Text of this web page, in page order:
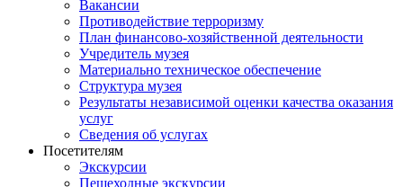
Вакансии
Противодействие терроризму
План финансово-хозяйственной деятельности
Учредитель музея
Материально техническое обеспечение
Структура музея
Результаты независимой оценки качества оказания
услуг
Сведения об услугах
Посетителям
Экскурсии
Пешеходные экскурсии